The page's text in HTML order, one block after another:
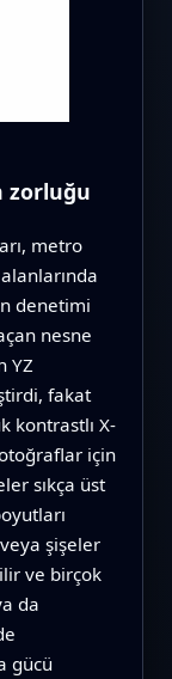
zorluğu
metro
denetimi
nesne
YZ
fakat
kontrastlı X-
için
sıkça üst
şişeler
ve birçok
da
gücü